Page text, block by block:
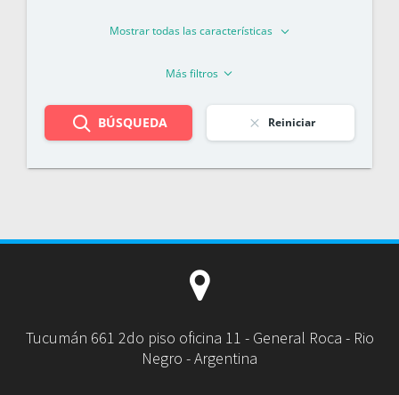
Mostrar todas las características
Más filtros
BÚSQUEDA Reiniciar
Tucumán 661 2do piso oficina 11 - General Roca - Rio
Negro - Argentina